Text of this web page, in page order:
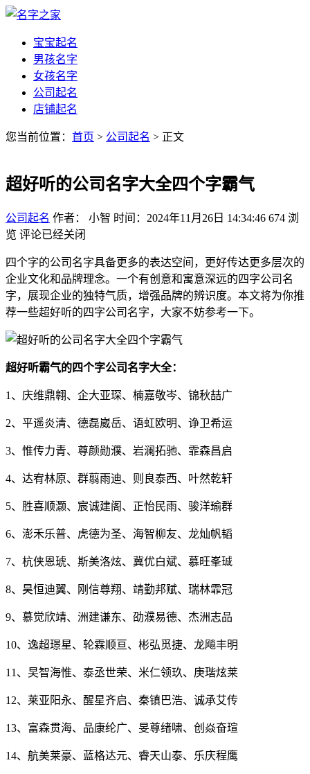
宝宝起名
男孩名字
女孩名字
公司起名
店铺起名
您当前位置： 首页 > 公司起名 > 正文
超好听的公司名字大全四个字霸气
公司起名 作者： 小智 时间：2024年11月26日 14:34:46 674 浏
览 评论已经关闭
四个字的公司名字具备更多的表达空间，更好传达更多层次的
企业文化和品牌理念。一个有创意和寓意深远的四字公司名
字，展现企业的独特气质，增强品牌的辨识度。本文将为你推
荐一些超好听的四字公司名字，大家不妨参考一下。
超好听霸气的四个字公司名字大全：
1、庆维鼎翱、企大亚琛、楠嘉敬岑、锦秋喆广
2、平遥炎清、德磊崴岳、语虹欧明、诤卫希运
3、惟传力青、尊颜勋濮、岩澜拓驰、霏森昌启
4、达宥林原、群翦雨迪、则良泰西、叶然乾轩
5、胜喜顺灏、宸诚建阁、正怡民雨、骏洋瑜群
6、澎禾乐普、虎德为圣、海智柳友、龙灿帆韬
7、杭侠恩琥、斯美洛炫、冀优白斌、慕旺峯珹
8、昊恒迪翼、刚信尊翔、靖勤邦赋、瑞林霏冠
9、慕觉欣靖、洲建谦东、劭濮易德、杰洲志品
10、逸超璟星、轮霖顺亘、彬弘觅捷、龙飚丰明
11、旲智海惟、泰丞世荣、米仁领玖、庚瑎炫莱
12、莱亚阳永、醒星齐启、秦镇巴浩、诚承艾传
13、富森贯海、品康纶广、旻尊绪啸、创焱奋瑄
14、航美莱豪、蓝格达元、睿天山泰、乐庆程鹰